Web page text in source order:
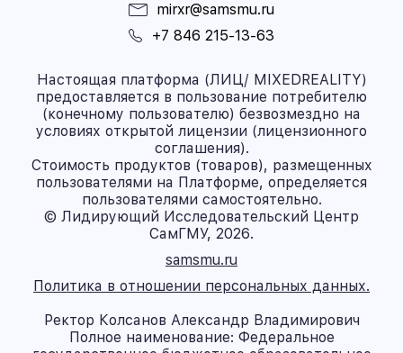
mirxr@samsmu.ru
+7 846 215-13-63
Настоящая платформа (ЛИЦ/ MIXEDREALITY)
предоставляется в пользование потребителю
(конечному пользователю) безвозмездно на
условиях открытой лицензии (лицензионного
соглашения).
Стоимость продуктов (товаров), размещенных
пользователями на Платформе, определяется
пользователями самостоятельно.
© Лидирующий Исследовательский Центр
СамГМУ, 2026.
samsmu.ru
Политика в отношении персональных данных.
Ректор Колсанов Александр Владимирович
Полное наименование: Федеральное